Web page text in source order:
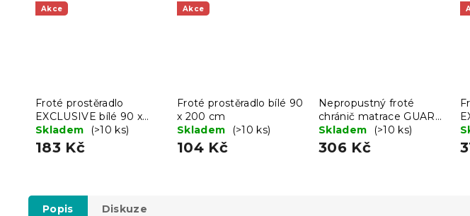
Akce
Froté prostěradlo
EXCLUSIVE bílé 90 x
200 cm
Skladem (>10 ks)
183 Kč
Akce
Froté prostěradlo bílé 90
x 200 cm
Skladem
(>10 ks)
104 Kč
Nepropustný froté
chránič matrace GUARD
160 x 200 cm
Skladem (>10 ks)
306 Kč
Popis Diskuze